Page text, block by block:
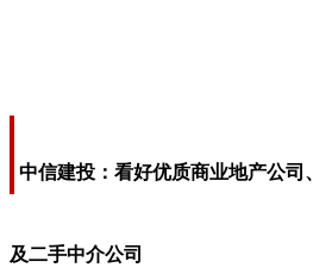
中信建投：看好优质商业地产公司
及二手中介公司